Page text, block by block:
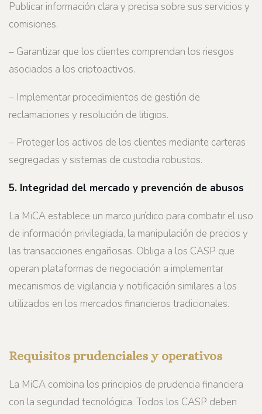
Publicar información clara y precisa sobre sus servicios y
comisiones.
– Garantizar que los clientes comprendan los riesgos
asociados a los criptoactivos.
– Implementar procedimientos de gestión de
reclamaciones y resolución de litigios.
– Proteger los activos de los clientes mediante carteras
segregadas y sistemas de custodia robustos.
5. Integridad del mercado y prevención de abusos
La MiCA establece un marco jurídico para combatir el uso
de información privilegiada, la manipulación de precios y
las transacciones engañosas. Obliga a los CASP que
operan plataformas de negociación a implementar
mecanismos de vigilancia y notificación similares a los
utilizados en los mercados financieros tradicionales.
Requisitos prudenciales y operativos
La MiCA combina los principios de prudencia financiera
con la seguridad tecnológica. Todos los CASP deben